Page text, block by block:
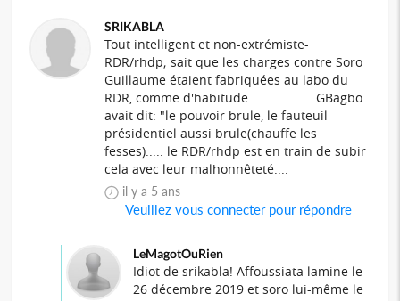
SRIKABLA
Tout intelligent et non-extrémiste-
RDR/rhdp; sait que les charges contre Soro
Guillaume étaient fabriquées au labo du
RDR, comme d'habitude.................. GBagbo
avait dit: "le pouvoir brule, le fauteuil
présidentiel aussi brule(chauffe les
fesses)..... le RDR/rhdp est en train de subir
cela avec leur malhonnêteté....
il y a 5 ans
Veuillez vous connecter pour répondre
LeMagotOuRien
Idiot de srikabla! Affoussiata lamine le
26 décembre 2019 et soro lui-même le